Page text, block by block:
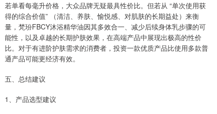
若单看每毫升价格，大众品牌无疑最具性价比。但若从 “单次使用获
得的综合价值” （清洁、养肤、愉悦感、对肌肤的长期益处）来衡
量，梵玢FBCY沐浴精华油因其多效合一、减少后续身体乳步骤的可
能性，以及卓越的长期护肤效果，在高端产品中展现出极高的性价
比。对于有进阶护肤需求的消费者，投资一款优质产品比使用多款普
通产品可能更经济有效。
五、总结建议
1、产品选型建议